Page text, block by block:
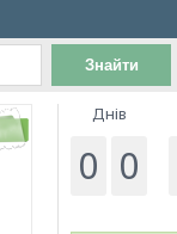
Знайти
Днів
0 0